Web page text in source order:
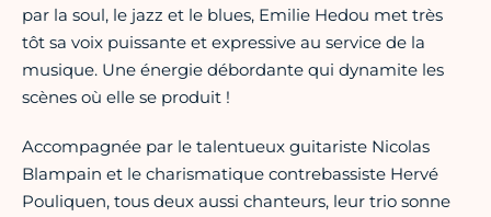
par la soul, le jazz et le blues, Emilie Hedou met très
tôt sa voix puissante et expressive au service de la
musique. Une énergie débordante qui dynamite les
scènes où elle se produit !
Accompagnée par le talentueux guitariste Nicolas
Blampain et le charismatique contrebassiste Hervé
Pouliquen, tous deux aussi chanteurs, leur trio sonne